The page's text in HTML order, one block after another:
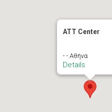
ATT Center
- - Αθήνα
Details